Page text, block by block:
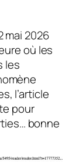
mai 2026
où les
les
l’article
pour
bonne